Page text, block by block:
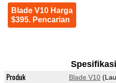
Blade V10 Harga
$395. Pencarian
Produk Blade V10